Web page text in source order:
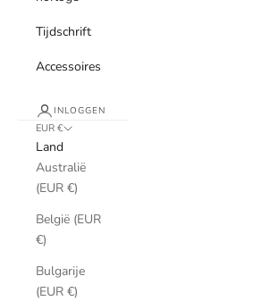
Tijdschrift
Accessoires
INLOGGEN
EUR €
Land
Australië
(EUR €)
België (EUR
€)
Bulgarije
(EUR €)